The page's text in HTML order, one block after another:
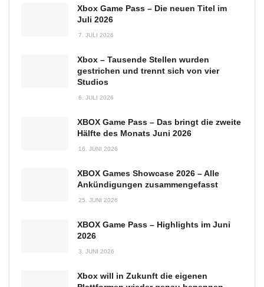
Xbox Game Pass – Die neuen Titel im
Juli 2026
7. JULI 2026
Xbox – Tausende Stellen wurden
gestrichen und trennt sich von vier
Studios
6. JULI 2026
XBOX Game Pass – Das bringt die zweite
Hälfte des Monats Juni 2026
16. JUNI 2026
XBOX Games Showcase 2026 – Alle
Ankündigungen zusammengefasst
25. JUNI 2026
XBOX Game Pass – Highlights im Juni
2026
3. JUNI 2026
Xbox will in Zukunft die eigenen